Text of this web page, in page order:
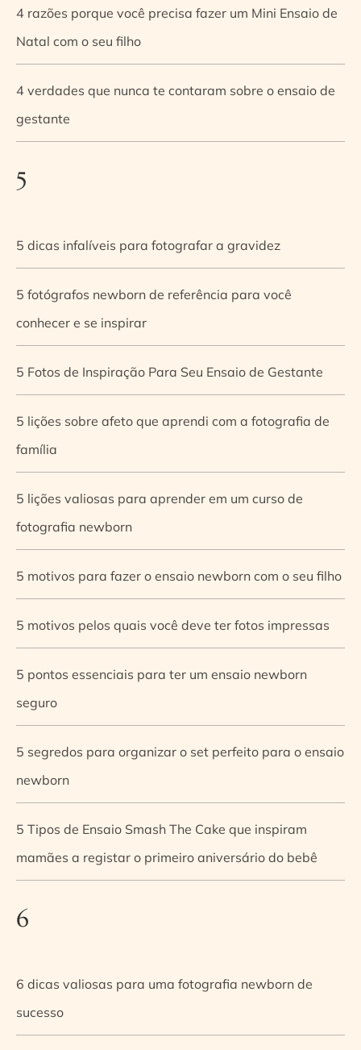
4 razões porque você precisa fazer um Mini Ensaio de
Natal com o seu filho
4 verdades que nunca te contaram sobre o ensaio de
gestante
5
5 dicas infalíveis para fotografar a gravidez
5 fotógrafos newborn de referência para você
conhecer e se inspirar
5 Fotos de Inspiração Para Seu Ensaio de Gestante
5 lições sobre afeto que aprendi com a fotografia de
família
5 lições valiosas para aprender em um curso de
fotografia newborn
5 motivos para fazer o ensaio newborn com o seu filho
5 motivos pelos quais você deve ter fotos impressas
5 pontos essenciais para ter um ensaio newborn
seguro
5 segredos para organizar o set perfeito para o ensaio
newborn
5 Tipos de Ensaio Smash The Cake que inspiram
mamães a registar o primeiro aniversário do bebê
6
6 dicas valiosas para uma fotografia newborn de
sucesso